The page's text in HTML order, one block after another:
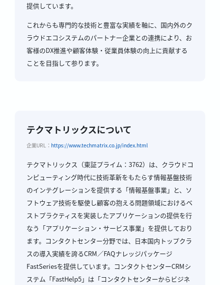
提供しています。
これからも専門的な技術と豊富な実績を軸に、国内外のク
ラウドエコシステムのパートナー企業との連携により、お
客様のDX推進や顧客体験・従業員体験の向上に貢献する
ことを目指して参ります。
テクマトリックスについて
企業URL： https://www.techmatrix.co.jp/index.html
テクマトリックス（東証プライム：3762）は、クラウドコ
ンピューティング時代に技術革新をもたらす情報基盤技術
のインテグレーションを提供する「情報基盤事業」と、ソ
フトウェア技術を駆使し顧客の抱える問題領域におけるベ
ストプラクティスを実装したアプリケーションの提供を行
なう「アプリケーション・サービス事業」を提供しており
ます。コンタクトセンター分野では、日本国内トップクラ
スの導入実績を誇るCRM／FAQナレッジパッケージ
FastSeriesを提供しています。コンタクトセンターCRMシ
ステム「FastHelp5」は「コンタクトセンターからビジネ